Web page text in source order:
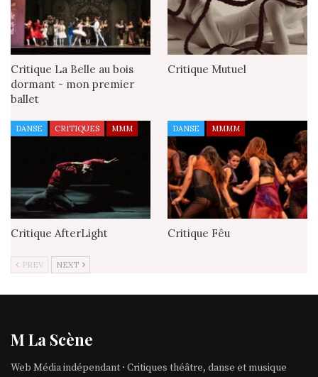
Critique La Belle au bois
dormant - mon premier
ballet
Critique Mutuel
DANSE CRITIQUES MMM
Critique AfterLight
DANSE MMMM
Critique Fêu
PREV NEXT
M La Scène
Web Média indépendant · Critiques théâtre, danse et musique